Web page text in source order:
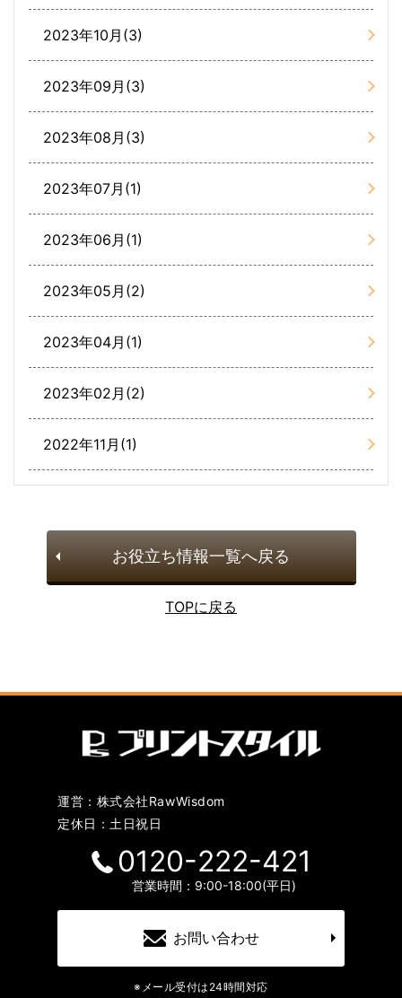
2023年10月(3)
2023年09月(3)
2023年08月(3)
2023年07月(1)
2023年06月(1)
2023年05月(2)
2023年04月(1)
2023年02月(2)
2022年11月(1)
お役立ち情報一覧へ戻る
TOPに戻る
運営：株式会社RawWisdom
定休日：土日祝日
0120-222-421
営業時間：9:00-18:00(平日)
お問い合わせ
※メール受付は24時間対応